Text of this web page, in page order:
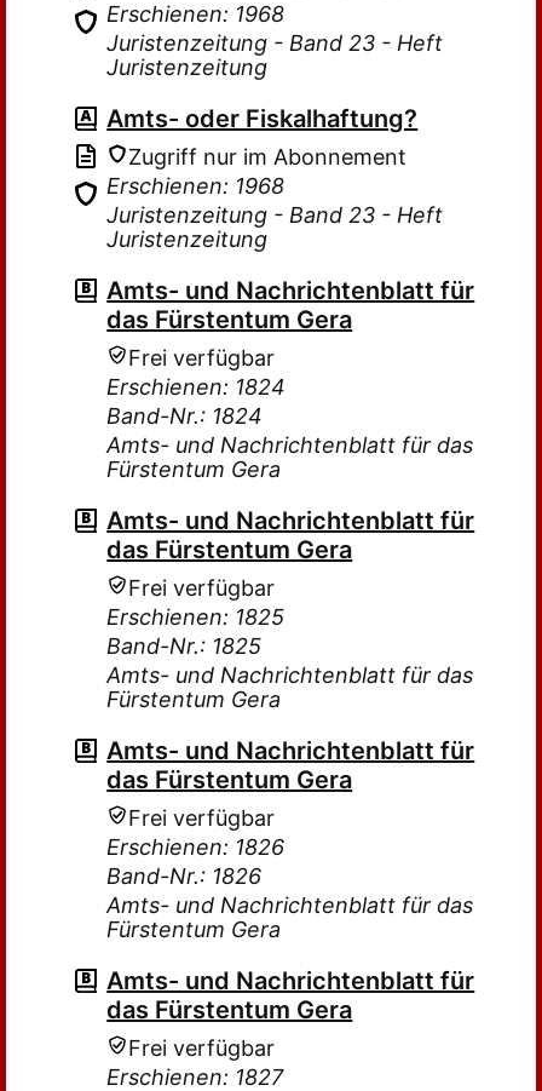
Erschienen: 1968
Juristenzeitung - Band 23 - Heft
Juristenzeitung
Amts- oder Fiskalhaftung?
Zugriff nur im Abonnement
Erschienen: 1968
Juristenzeitung - Band 23 - Heft
Juristenzeitung
Amts- und Nachrichtenblatt für
das Fürstentum Gera
Frei verfügbar
Erschienen: 1824
Band-Nr.: 1824
Amts- und Nachrichtenblatt für das
Fürstentum Gera
Amts- und Nachrichtenblatt für
das Fürstentum Gera
Frei verfügbar
Erschienen: 1825
Band-Nr.: 1825
Amts- und Nachrichtenblatt für das
Fürstentum Gera
Amts- und Nachrichtenblatt für
das Fürstentum Gera
Frei verfügbar
Erschienen: 1826
Band-Nr.: 1826
Amts- und Nachrichtenblatt für das
Fürstentum Gera
Amts- und Nachrichtenblatt für
das Fürstentum Gera
Frei verfügbar
Erschienen: 1827